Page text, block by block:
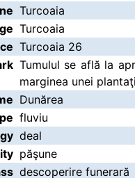
Turcoaia
Turcoaia
Turcoaia 26
Tumulul se află la
marginea unei
Dunărea
fluviu
deal
păşune
descoperire funerară